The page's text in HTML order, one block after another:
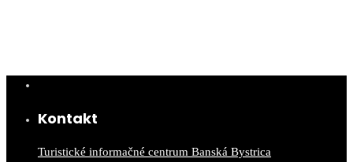
Kontakt
Turistické informačné centrum Banská Bystrica